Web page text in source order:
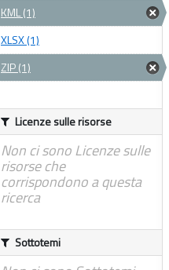
KML (1)
XLSX (1)
ZIP (1)
Licenze sulle risorse
Non ci sono Licenze sulle
risorse che
corrispondono a questa
ricerca
Sottotemi